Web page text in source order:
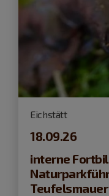
Eichstätt
18.09.26
interne